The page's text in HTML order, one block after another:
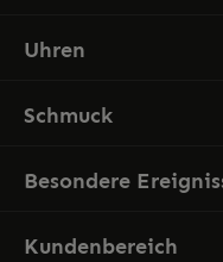
Uhren
Schmuck
Besondere
Kundenbereich